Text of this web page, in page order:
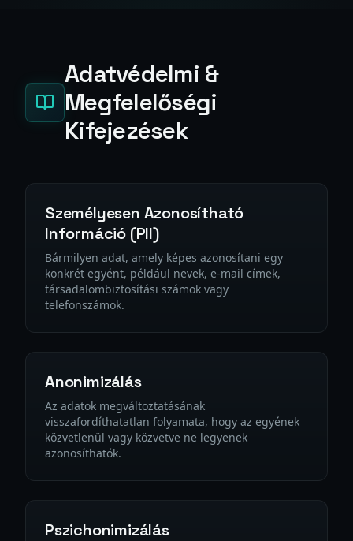
Adatvédelmi &
Megfelelőségi
Kifejezések
Személyesen Azonosítható
Információ (PII)
Bármilyen adat, amely képes azonosítani egy
konkrét egyént, például nevek, e-mail címek,
társadalombiztosítási számok vagy
telefonszámok.
Anonimizálás
Az adatok megváltoztatásának
visszafordíthatatlan folyamata, hogy az egyének
közvetlenül vagy közvetve ne legyenek
azonosíthatók.
Pszichonimizálás